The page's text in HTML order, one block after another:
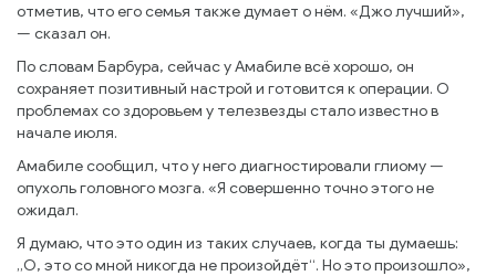
отметив, что его семья также думает о нём. «Джо лучший»,
— сказал он.
По словам Барбура, сейчас у Амабиле всё хорошо, он
сохраняет позитивный настрой и готовится к операции. О
проблемах со здоровьем у телезвезды стало известно в
начале июля.
Амабиле сообщил, что у него диагностировали глиому —
опухоль головного мозга. «Я совершенно точно этого не
ожидал.
Я думаю, что это один из таких случаев, когда ты думаешь:
„О, это со мной никогда не произойдёт“. Но это произошло»,